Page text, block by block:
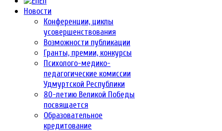
Новости
Конференции, циклы
усовершенствования
Возможности публикации
Гранты, премии, конкурсы
Психолого-медико-
педагогические комиссии
Удмуртской Республики
80-летию Великой Победы
посвящается
Образовательное
кредитование